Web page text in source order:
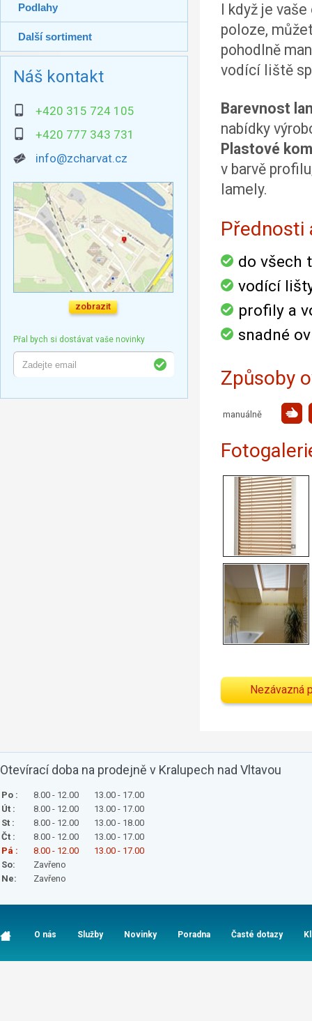
Podlahy
Další sortiment
Náš kontakt
+420 315 724 105
+420 777 343 731
info@zcharvat.cz
zobrazit
Přal bych si dostávat vaše novinky
I když je
poloze,
pohodlně
vodící liště
Barevnost
nabídky
Plastové
v barvě
lamely.
Přednosti
do všech
vodící
profily a
snadné
Způsoby
manuálně
Nezávazná
Otevírací doba na prodejně v Kralupech nad Vltavou
Po : 8.00 - 12.00
13.00 - 17.00
Út :
8.00 - 12.00
13.00 - 17.00
St :
8.00 - 12.00
13.00 - 18.00
Čt :
8.00 - 12.00
13.00 - 17.00
Pá :
8.00 - 12.00
13.00 - 17.00
So:
Zavřeno
Ne:
Zavřeno
O nás Služby Novinky Poradna Časté dotazy